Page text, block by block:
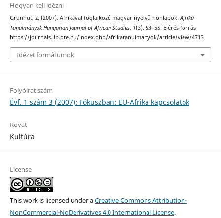
Hogyan kell idézni
Grünhut, Z. (2007). Afrikával foglalkozó magyar nyelvű honlapok.Afrika
Tanulmányok Hungarian Journal of African Studies, 1(3), 53–55. Elérés forrás
https://journals.lib.pte.hu/index.php/afrikatanulmanyok/article/view/4713
Idézet formátumok
Folyóirat szám
Évf. 1 szám 3 (2007): Fókuszban: EU-Afrika kapcsolatok
Rovat
Kultúra
License
This work is licensed under aCreative Commons Attribution-
NonCommercial-NoDerivatives 4.0 International License.